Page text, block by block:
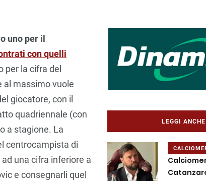
uno per il
con quelli
per la cifra del
al massimo vuole
giocatore, con il
quadriennale (con
a stagione. La
centrocampista di
una cifra inferiore a
e consegnarli quel
LEGGI ANCHE